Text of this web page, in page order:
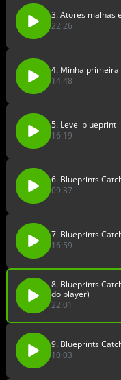
3. Atores malhas
22:26
4. Minha
14:48
5. Level blueprint
16:19
6. Blueprints
09:37
7. Blueprints
16:59
8. Blueprints
do player)
22:01
9. Blueprints
10:03